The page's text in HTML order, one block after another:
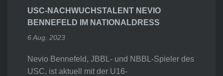
USC-NACHWUCHSTALENT NEVIO
BENNEFELD IM NATIONALDRESS
6 Aug. 2023
Nevio Bennefeld, JBBL- und NBBL-Spieler des
USC, ist aktuell mit der U16-